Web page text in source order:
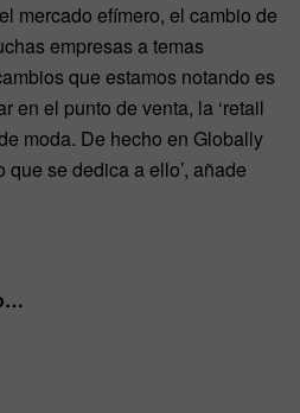
mercado efímero, el cambio de
empresas a temas
que estamos notando es
en el punto de venta, la ‘retail
moda. De hecho en Globally
se dedica a ello’, añade